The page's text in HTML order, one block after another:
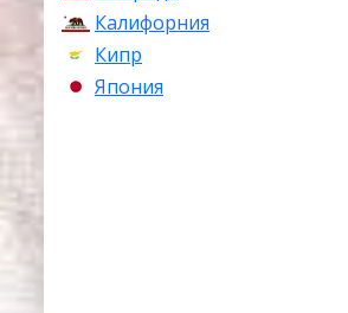
Калифорния
Кипр
Япония